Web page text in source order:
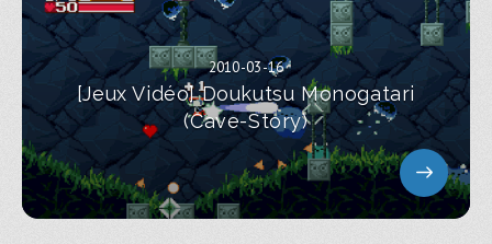
2010-03-16
[Jeux Vidéo] Doukutsu Monogatari
(Cave-Story)